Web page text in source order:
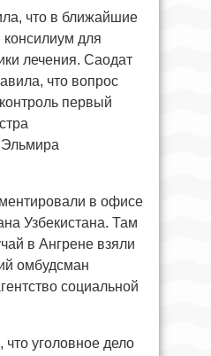
что в ближайшие
консилиум для
лечения. Саодат
что вопрос
первый
в офисе
Узбекистана. Там
в Ангрене взяли
омбудсман
социальной
уголовное дело